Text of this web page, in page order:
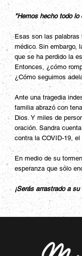
"Hemos hecho todo lo
Esas son las palabras
médico. Sin embargo,
que se ha perdido la
Entonces, ¿cómo
¿Cómo seguimos
Ante una tragedia
familia abrazó con
Dios. Y miles de
oración. Sandra
contra la COVID-19,
En medio de su
esperanza que sólo
¡Serás arrastrado a